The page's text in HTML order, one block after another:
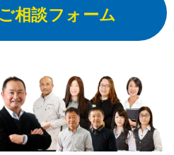
相談フォーム